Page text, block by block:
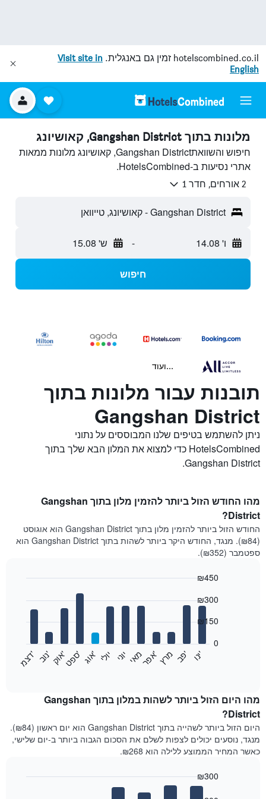
hotelscombined.co.il זמין גם באנגלית. Visit site in
English
מלונות בתוך Gangshan District, קאושיונג
חיפוש והשוואתGangshan District, קאושיונג מלונות ממאות
אתרי נסיעות ב-HotelsCombined.
2 אורחים, חדר 1
Gangshan District - קאושיונג, טייוואן
ו' 14.08 - ש' 15.08
חיפוש
...ועוד
תובנות עבור מלונות בתוך
Gangshan District
ניתן להשתמש בטיפים שלנו המבוססים על נתוני
HotelsCombined כדי למצוא את המלון הבא שלך בתוך
Gangshan District.
מהו החודש הזול ביותר להזמין מלון בתוך Gangshan
District?
החודש הזול ביותר להזמין מלון בתוך Gangshan District הוא אוגוסט
(₪84). מנגד, החודש היקר ביותר לשהות בתוך Gangshan District הוא
ספטמבר (₪352).
מחיר
הממוצע
של
חדר
בכל
חודש
י
נ
ו
' פ
ב​​​​​​​
' מרץא
פ
ר
' מאי יוני יולי א
ו
ג
' ס
פ
ט
' א
ו
ק
' נ
ו
ב
' ד
צ
מ
'
0
₪150
₪300
₪450
מהו היום הזול ביותר לשהות במלון בתוך Gangshan
District?
היום הזול ביותר לשהייה בתוך Gangshan District הוא יום ראשון (₪84).
מנגד, נוסעים יכולים לצפות לשלם את הסכום הגבוה ביותר ב-יום שלישי,
כאשר המחיר הממוצע ללילה הוא ₪268.
₪300